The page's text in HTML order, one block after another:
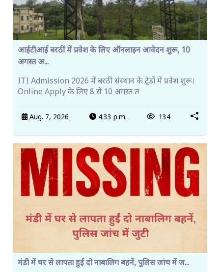
आईटीआई बरठीं में प्रवेश के लिए ऑनलाइन आवेदन शुरू, 10
अगस्त अ...
ITI Admission 2026 में बरठीं संस्थान के ट्रेडों में प्रवेश शुरू।
Online Apply के लिए 8 से 10 अगस्त त
Aug. 7, 2026 4:33 p.m. 134
मंडी में घर से लापता हुईं दो नाबालिग बहनें, पुलिस जांच में ज...